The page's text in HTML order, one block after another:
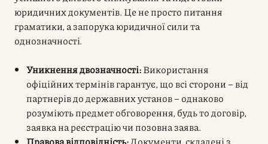
юридичних документів. Це не просто питання
граматики, а запорука юридичної сили та
однозначності.
Уникнення двозначності:Використання
офіційних термінів гарантує, що всі сторони – від
партнерів до державних установ – однаково
розуміють предмет обговорення, будь то договір,
заявка на реєстрацію чи позовна заява.
Правова відповідність:Документи, складені з